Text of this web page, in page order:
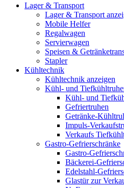
Lager & Transport
Lager & Transport
Mobile Helfer
Regalwagen
Servierwagen
Speisen &
Stapler
Kühltechnik
Kühltechnik anzeigen
Kühl- und
Kühl- und
Gefriertruhen
Getränke-
Impuls-
Verkaufs
Gastro-Gefrierschränke
Gastro-
Bäckerei-
Edelstahl-
Glastür zur